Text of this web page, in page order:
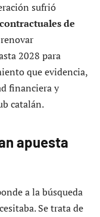
sufrió
de
2028 para
que evidencia,
financiera y
catalán.
apuesta
a la búsqueda
Se trata de